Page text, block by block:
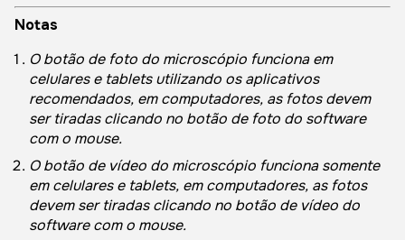
Notas
O botão de foto do microscópio funciona em
celulares e tablets utilizando os aplicativos
recomendados, em computadores, as fotos devem
ser tiradas clicando no botão de foto do software
com o mouse.
O botão de vídeo do microscópio funciona somente
em celulares e tablets, em computadores, as fotos
devem ser tiradas clicando no botão de vídeo do
software com o mouse.